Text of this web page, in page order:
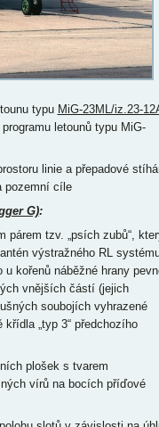
typu MiG-23ML/iz.23-
letounů typu MiG-
linie a přepadové
pozemní cíle
G):
párem tzv. „psích zubů“,
výstražného RL
kořenů náběžné hrany
vnějších částí (jejich
soubojích vyhrazené
„typ 3“ předchozího
plošek s tvarem
vírů na bocích příďové